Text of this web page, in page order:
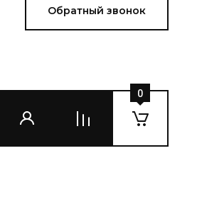
Обратный звонок
0